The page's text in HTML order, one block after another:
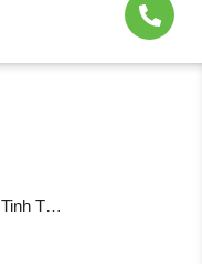
Bàn Ăn Mặt Đá Tinh Thể BA202